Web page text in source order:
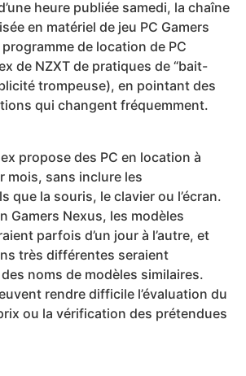
heure publiée samedi, la chaîne
en matériel de jeu PC Gamers
de location de PC
de NZXT de pratiques de “bait-
trompeuse), en pointant des
qui changent fréquemment.
propose des PC en location à
mois, sans inclure les
que la souris, le clavier ou l’écran.
Gamers Nexus, les modèles
parfois d’un jour à l’autre, et
très différentes seraient
noms de modèles similaires.
rendre difficile l’évaluation du
ou la vérification des prétendues